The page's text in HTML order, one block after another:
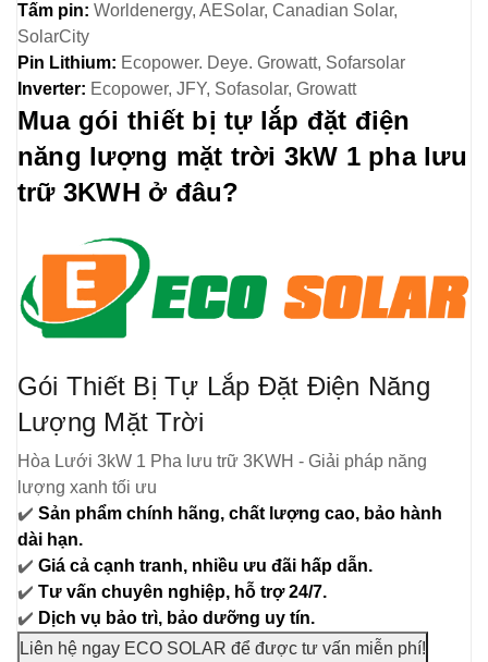
Tấm pin: Worldenergy, AESolar, Canadian Solar,
SolarCity
Pin Lithium: Ecopower. Deye. Growatt, Sofarsolar
Inverter: Ecopower, JFY, Sofasolar, Growatt
Mua gói thiết bị tự lắp đặt điện
năng lượng mặt trời 3kW 1 pha lưu
trữ 3KWH ở đâu?
Gói Thiết Bị Tự Lắp Đặt Điện Năng
Lượng Mặt Trời
Hòa Lưới 3kW 1 Pha lưu trữ 3KWH - Giải pháp năng
lượng xanh tối ưu
✔️ Sản phẩm chính hãng, chất lượng cao, bảo hành
dài hạn.
✔️ Giá cả cạnh tranh, nhiều ưu đãi hấp dẫn.
✔️ Tư vấn chuyên nghiệp, hỗ trợ 24/7.
✔️ Dịch vụ bảo trì, bảo dưỡng uy tín.
Liên hệ ngay ECO SOLAR để được tư vấn miễn phí!